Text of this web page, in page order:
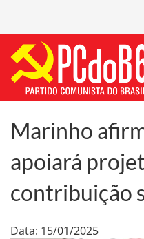
Marinho
apoiará
contribuição
Data: 15/01/2025